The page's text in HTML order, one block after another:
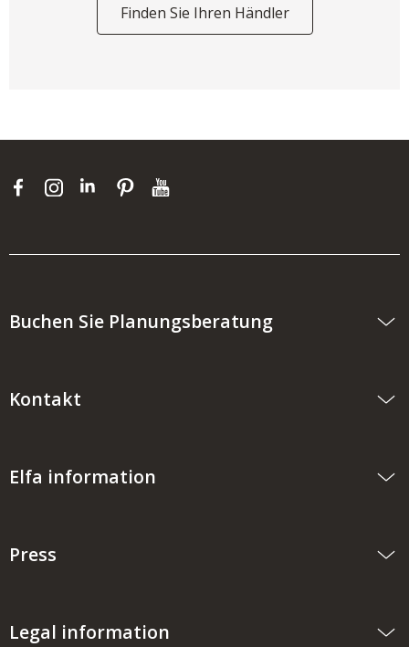
Finden Sie Ihren Händler
Buchen Sie Planungsberatung
Kontakt
Elfa information
Press
Legal information